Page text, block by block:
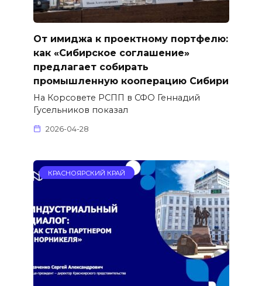
От имиджа к проектному портфелю:
как «Сибирское соглашение»
предлагает собирать
промышленную кооперацию Сибири
На Корсовете РСПП в СФО Геннадий
Гусельников показал
2026-04-28
КРАСНОЯРСКИЙ КРАЙ